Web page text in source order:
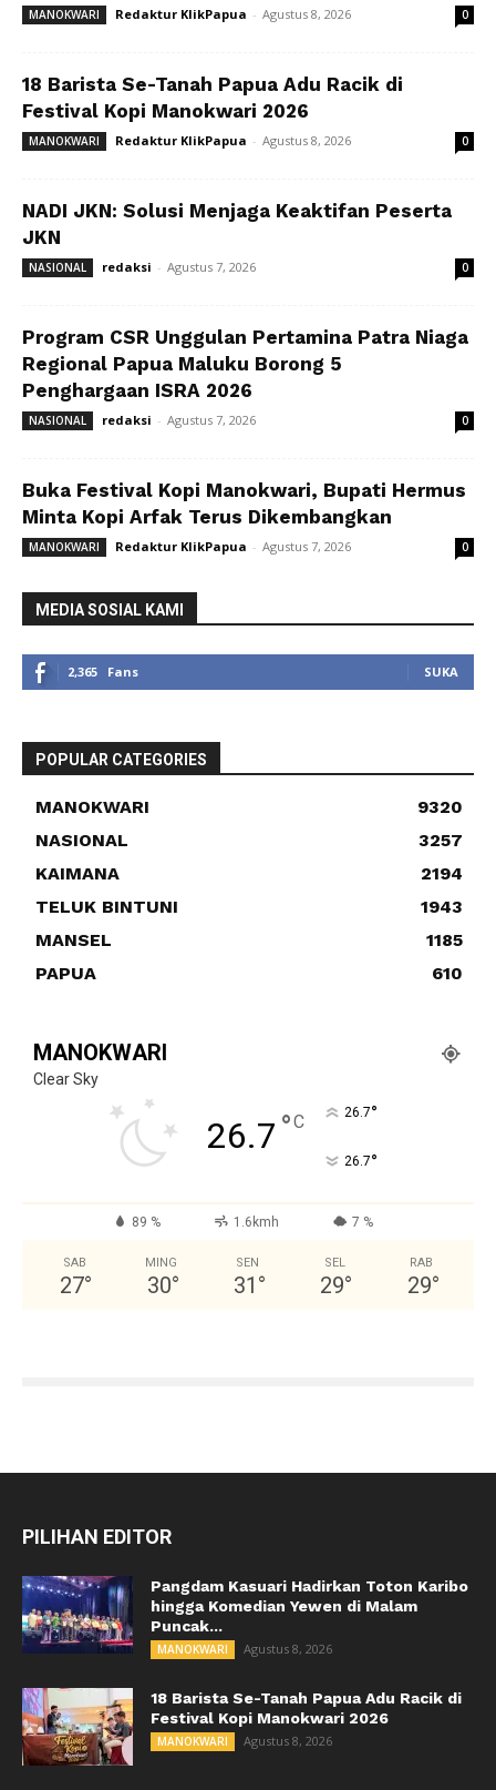
MANOKWARI Redaktur KlikPapua - Agustus 8, 2026 0
18 Barista Se-Tanah Papua Adu Racik di
Festival Kopi Manokwari 2026
MANOKWARI Redaktur KlikPapua - Agustus 8, 2026 0
NADI JKN: Solusi Menjaga Keaktifan Peserta
JKN
NASIONAL redaksi - Agustus 7, 2026 0
Program CSR Unggulan Pertamina Patra Niaga
Regional Papua Maluku Borong 5
Penghargaan ISRA 2026
NASIONAL redaksi - Agustus 7, 2026 0
Buka Festival Kopi Manokwari, Bupati Hermus
Minta Kopi Arfak Terus Dikembangkan
MANOKWARI Redaktur KlikPapua - Agustus 7, 2026 0
MEDIA SOSIAL KAMI
2,365 Fans SUKA
POPULAR CATEGORIES
MANOKWARI
9320
NASIONAL
3257
KAIMANA
2194
TELUK BINTUNI
1943
MANSEL
1185
PAPUA
610
MANOKWARI
Clear Sky
26.7 °C 26.7°
26.7°
89 % 1.6kmh 7 %
SAB
27°
MING
30°
SEN
31 °
SEL
29°
RAB
29°
PILIHAN EDITOR
Pangdam Kasuari Hadirkan Toton Karibo
hingga Komedian Yewen di Malam
Puncak...
MANOKWARI Agustus 8, 2026
18 Barista Se-Tanah Papua Adu Racik di
Festival Kopi Manokwari 2026
MANOKWARI Agustus 8, 2026